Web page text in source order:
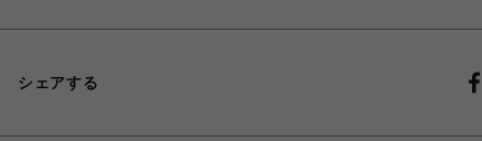
シェアする